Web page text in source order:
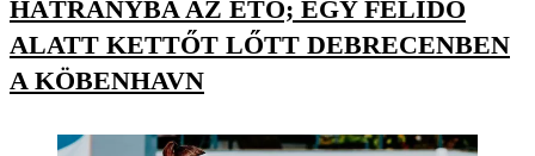
HÁTRÁNYBA AZ ETO; EGY FÉLIDŐ
ALATT KETTŐT LŐTT DEBRECENBEN
A KÖBENHAVN